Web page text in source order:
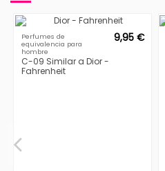
Perfumes de
equivalencia para
hombre
C-09 Similar a Dior -
Fahrenheit
9,95 €